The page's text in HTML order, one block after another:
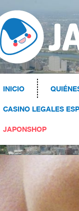
INICIO
CASINO LEGALES
JAPONSHOP